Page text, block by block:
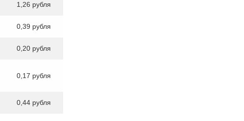
1,26 рубля
0,39 рубля
0,20 рубля
0,17 рубля
0,44 рубля